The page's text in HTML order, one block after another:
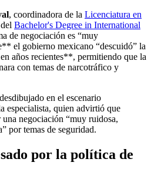
, coordinadora de la Licenciatura en
Bachelor's Degree in International
de negociación es “muy
el gobierno mexicano “descuidó” la
años recientes**, permitiendo que la
con temas de narcotráfico y
en el escenario
especialista, quien advirtió que
negociación “muy ruidosa,
por temas de seguridad.
por la política de